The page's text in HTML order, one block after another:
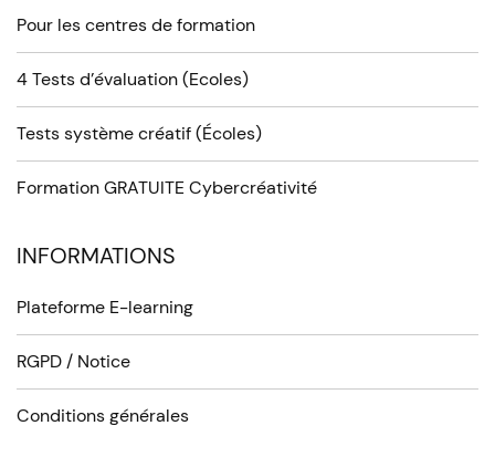
Pour les centres de formation
4 Tests d’évaluation (Ecoles)
Tests système créatif (Écoles)
Formation GRATUITE Cybercréativité
INFORMATIONS
Plateforme E-learning
RGPD / Notice
Conditions générales